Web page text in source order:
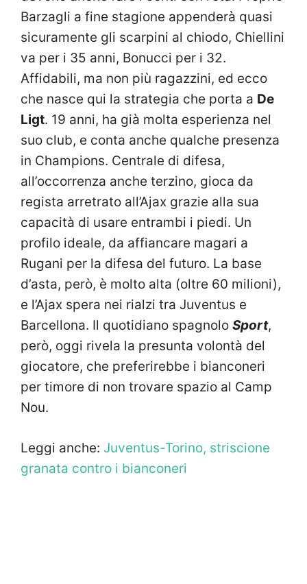
Barzagli a fine stagione appenderà quasi
sicuramente gli scarpini al chiodo, Chiellini
va per i 35 anni, Bonucci per i 32.
Affidabili, ma non più ragazzini, ed ecco
che nasce qui la strategia che porta a De
Ligt. 19 anni, ha già molta esperienza nel
suo club, e conta anche qualche presenza
in Champions. Centrale di difesa,
all’occorrenza anche terzino, gioca da
regista arretrato all’Ajax grazie alla sua
capacità di usare entrambi i piedi. Un
profilo ideale, da affiancare magari a
Rugani per la difesa del futuro. La base
d’asta, però, è molto alta (oltre 60 milioni),
e l’Ajax spera nei rialzi tra Juventus e
Barcellona. Il quotidiano spagnolo Sport,
però, oggi rivela la presunta volontà del
giocatore, che preferirebbe i bianconeri
per timore di non trovare spazio al Camp
Nou.
Leggi anche: Juventus-Torino, striscione
granata contro i bianconeri